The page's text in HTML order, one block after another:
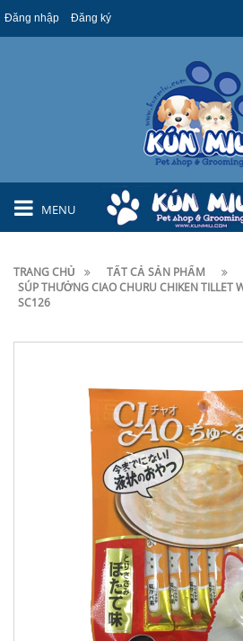
Đăng nhập Đăng ký
MENU
TRANG CHỦ
TẤT CẢ SẢN PHẨM
SÚP THƯỞNG CIAO CHURU CHIKEN TILLET
SC126